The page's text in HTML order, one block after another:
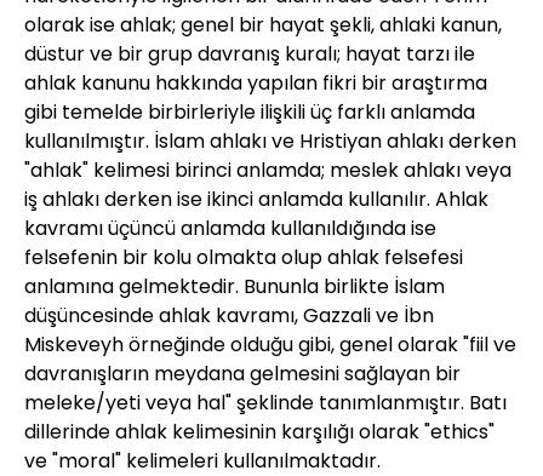
olarak ise ahlak; genel bir hayat şekli, ahlaki kanun,
düstur ve bir grup davranış kuralı; hayat tarzı ile
ahlak kanunu hakkında yapılan fikri bir araştırma
gibi temelde birbirleriyle ilişkili üç farklı anlamda
kullanılmıştır. İslam ahlakı ve Hristiyan ahlakı derken
"ahlak" kelimesi birinci anlamda; meslek ahlakı veya
iş ahlakı derken ise ikinci anlamda kullanılır. Ahlak
kavramı üçüncü anlamda kullanıldığında ise
felsefenin bir kolu olmakta olup ahlak felsefesi
anlamına gelmektedir. Bununla birlikte İslam
düşüncesinde ahlak kavramı, Gazzali ve İbn
Miskeveyh örneğinde olduğu gibi, genel olarak "fiil ve
davranışların meydana gelmesini sağlayan bir
meleke/yeti veya hal" şeklinde tanımlanmıştır. Batı
dillerinde ahlak kelimesinin karşılığı olarak "ethics"
ve "moral" kelimeleri kullanılmaktadır.